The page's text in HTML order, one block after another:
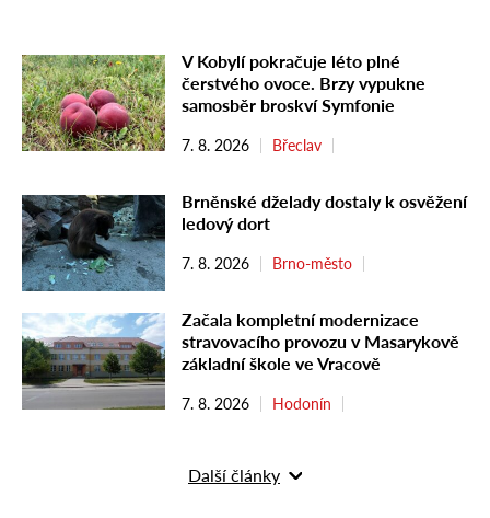
V Kobylí pokračuje léto plné
čerstvého ovoce. Brzy vypukne
samosběr broskví Symfonie
7. 8. 2026 Břeclav
Brněnské dželady dostaly k osvěžení
ledový dort
7. 8. 2026 Brno-město
Začala kompletní modernizace
stravovacího provozu v Masarykově
základní škole ve Vracově
7. 8. 2026 Hodonín
Další články